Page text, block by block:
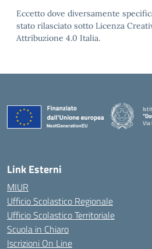
Eccetto dove diversamente
stato rilasciato sotto Licenza
Attribuzione 4.0 Italia.
Via
—
Link Esterni
MIUR
Ufficio Scolastico Regionale
Ufficio Scolastico Territoriale
Scuola in Chiaro
Iscrizioni On Line